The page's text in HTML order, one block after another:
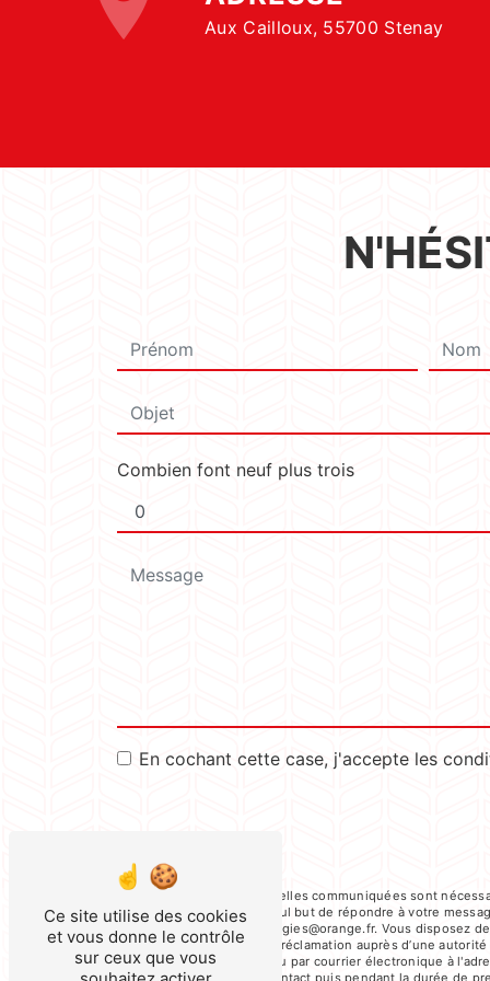
Aux Cailloux, 55700 Stenay
Combien font neuf plus trois
En cochant cette case, j'accepte les
** Les données personnelles communiquées sont
sous-traitants dans le seul but de répondre à votre
societe-meusienne-energies@orange.fr. Vous disposez
du droit d’introduire une réclamation auprès d’une
Cailloux, 55700 Stenay ou par courrier électronique à
la période de prise de contact puis pendant la durée de
Ce site utilise des cookies
et vous donne le contrôle
sur ceux que vous